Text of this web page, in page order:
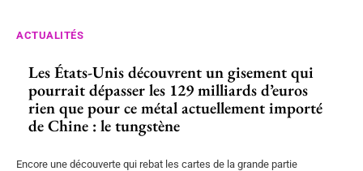
ACTUALITÉS
Les États-Unis découvrent un gisement qui
pourrait dépasser les 129 milliards d’euros
rien que pour ce métal actuellement importé
de Chine : le tungstène
Encore une découverte qui rebat les cartes de la grande partie